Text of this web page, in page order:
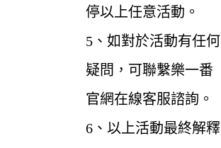
停以上任意活動。
5、如對於活動有任何
疑問，可聯繫樂一番
官網在線客服諮詢。
6、以上活動最終解釋